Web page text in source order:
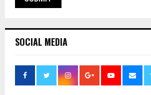
SOCIAL MEDIA